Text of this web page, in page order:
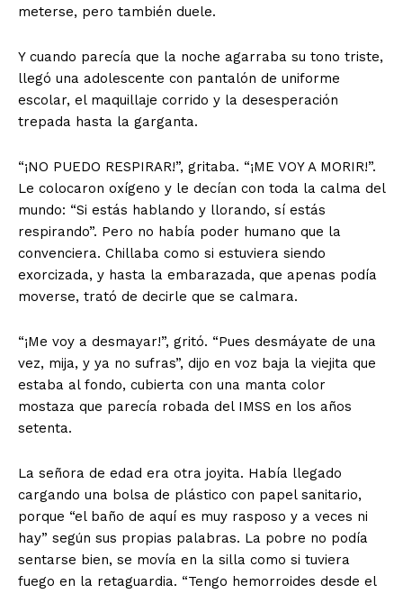
meterse, pero también duele.
Y cuando parecía que la noche agarraba su tono triste,
llegó una adolescente con pantalón de uniforme
escolar, el maquillaje corrido y la desesperación
trepada hasta la garganta.
“¡NO PUEDO RESPIRAR!”, gritaba. “¡ME VOY A MORIR!”.
Le colocaron oxígeno y le decían con toda la calma del
mundo: “Si estás hablando y llorando, sí estás
respirando”. Pero no había poder humano que la
convenciera. Chillaba como si estuviera siendo
exorcizada, y hasta la embarazada, que apenas podía
moverse, trató de decirle que se calmara.
“¡Me voy a desmayar!”, gritó. “Pues desmáyate de una
vez, mija, y ya no sufras”, dijo en voz baja la viejita que
estaba al fondo, cubierta con una manta color
mostaza que parecía robada del IMSS en los años
setenta.
La señora de edad era otra joyita. Había llegado
cargando una bolsa de plástico con papel sanitario,
porque “el baño de aquí es muy rasposo y a veces ni
hay” según sus propias palabras. La pobre no podía
sentarse bien, se movía en la silla como si tuviera
fuego en la retaguardia. “Tengo hemorroides desde el